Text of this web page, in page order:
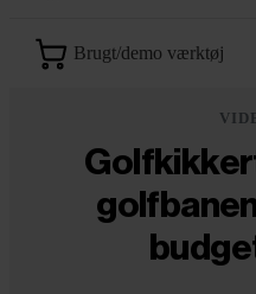
brugt/demo værktøj